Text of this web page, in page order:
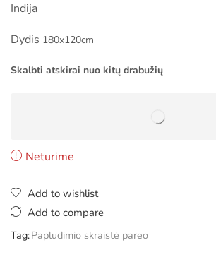
Indija
Dydis 180x120cm
Skalbti atskirai nuo kitų drabužių
Neturime
Add to wishlist
Add to compare
Tag:Paplūdimio skraistė pareo